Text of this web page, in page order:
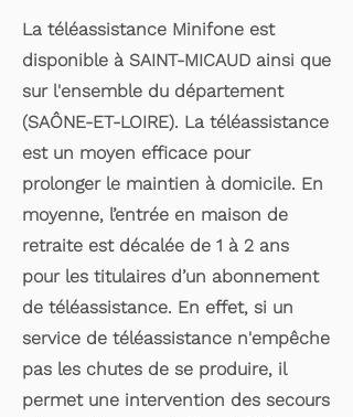
La téléassistance Minifone est
disponible à SAINT-MICAUD ainsi que
sur l'ensemble du département
(SAÔNE-ET-LOIRE). La téléassistance
est un moyen efficace pour
prolonger le maintien à domicile. En
moyenne, l’entrée en maison de
retraite est décalée de 1 à 2 ans
pour les titulaires d’un abonnement
de téléassistance. En effet, si un
service de téléassistance n'empêche
pas les chutes de se produire, il
permet une intervention des secours